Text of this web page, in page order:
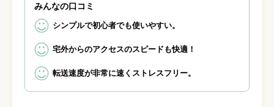
みんなの口コミ
シンプルで初心者でも使いやすい。
宅外からのアクセスのスピードも快適！
転送速度が非常に速くストレスフリー。